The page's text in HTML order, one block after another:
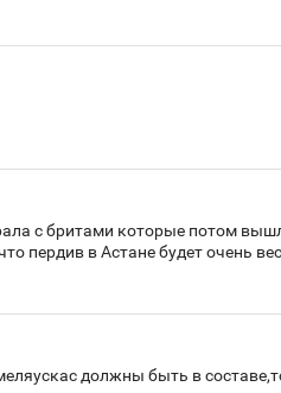
с бритами которые потом
пердив в Астане будет очень
должны быть в